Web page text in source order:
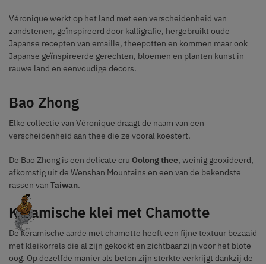
Véronique werkt op het land met een verscheidenheid van
zandstenen, geïnspireerd door kalligrafie, hergebruikt oude
Japanse recepten van emaille, theepotten en kommen maar ook
Japanse geïnspireerde gerechten, bloemen en planten kunst in
rauwe land en eenvoudige decors.
Bao Zhong
Elke collectie van Véronique draagt de naam van een
verscheidenheid aan thee die ze vooral koestert.
De Bao Zhong is een delicate cru Oolong thee, weinig geoxideerd,
afkomstig uit de Wenshan Mountains en een van de bekendste
rassen van Taiwan.
Keramische klei met Chamotte
De keramische aarde met chamotte heeft een fijne textuur bezaaid
met kleikorrels die al zijn gekookt en zichtbaar zijn voor het blote
oog. Op dezelfde manier als beton zijn sterkte verkrijgt dankzij de